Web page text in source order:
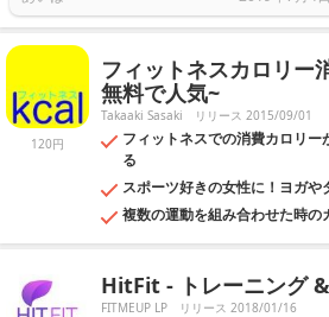
120円
フィットネスカロリー
無料で人気~
Takaaki Sasaki リリース 2015/09/01
フィットネスでの消費カロリー
る
スポーツ好きの女性に！ヨガや
複数の運動を組み合わせた時の
HitFit - トレーニング
FITMEUP LP リリース 2018/01/16